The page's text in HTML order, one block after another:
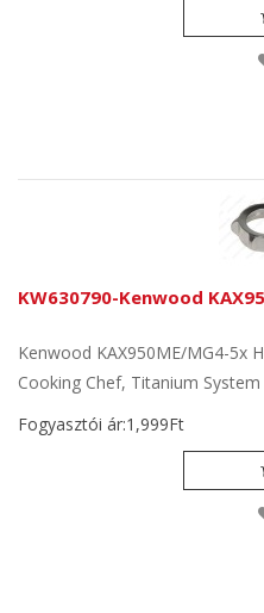
KW630790-Kenwood
Kenwood KAX950ME/MG4-5x
Cooking Chef, Titanium System
Fogyasztói ár:1,999Ft